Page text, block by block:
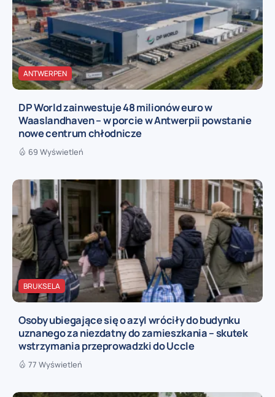
ANTWERPEN
DP World zainwestuje 48 milionów euro w
Waaslandhaven – w porcie w Antwerpii powstanie
nowe centrum chłodnicze
69 Wyświetleń
BRUKSELA
Osoby ubiegające się o azyl wróciły do budynku
uznanego za niezdatny do zamieszkania – skutek
wstrzymania przeprowadzki do Uccle
77 Wyświetleń